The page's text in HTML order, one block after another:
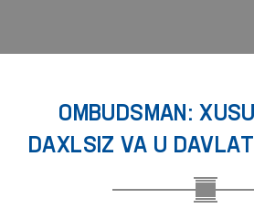
OMBUDSMAN:
DAXLSIZ VA U